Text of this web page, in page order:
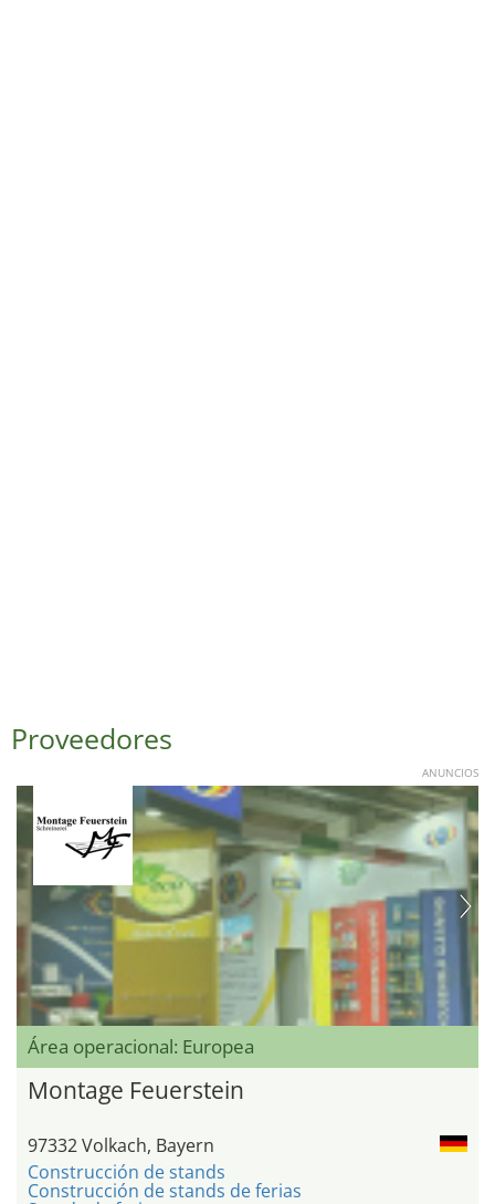
Proveedores
ANUNCIOS
Área operacional: Europea
Montage Feuerstein
97332 Volkach, Bayern
Construcción de stands
Construcción de stands de ferias